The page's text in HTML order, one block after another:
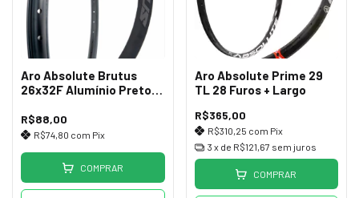
Aro Absolute Brutus
26x32F Alumínio Preto
R$88,00
R$74,80 com Pix
COMPRAR
Aro Absolute Prime 29
TL 28 Furos + Largo
R$365,00
R$310,25 com Pix
3 x de R$121,67 sem juros
COMPRAR